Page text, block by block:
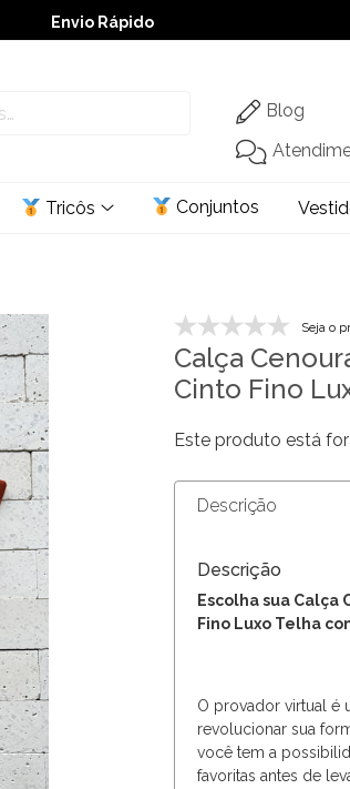
Envio Rápido
➚ Ofertas– Até 60% OFF
Blog
Tricôs Conjuntos
Seja o
Calça
Cinto Fino
Este produto está
Descrição
Descrição
Escolha sua
Fino Luxo Telha
O provador virtual é
revolucionar sua
você tem a
favoritas antes de